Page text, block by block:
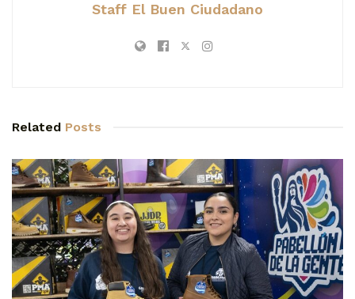
Staff El Buen Ciudadano
Related Posts